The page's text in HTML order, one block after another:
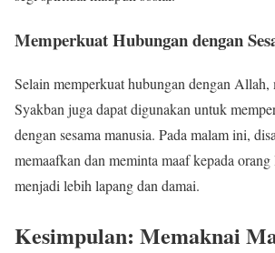
Memperkuat Hubungan dengan
Selain memperkuat hubungan dengan
Syakban juga dapat digunakan untuk
dengan sesama manusia. Pada malam ini,
memaafkan dan meminta maaf kepada
menjadi lebih lapang dan damai.
Kesimpulan: Memaknai